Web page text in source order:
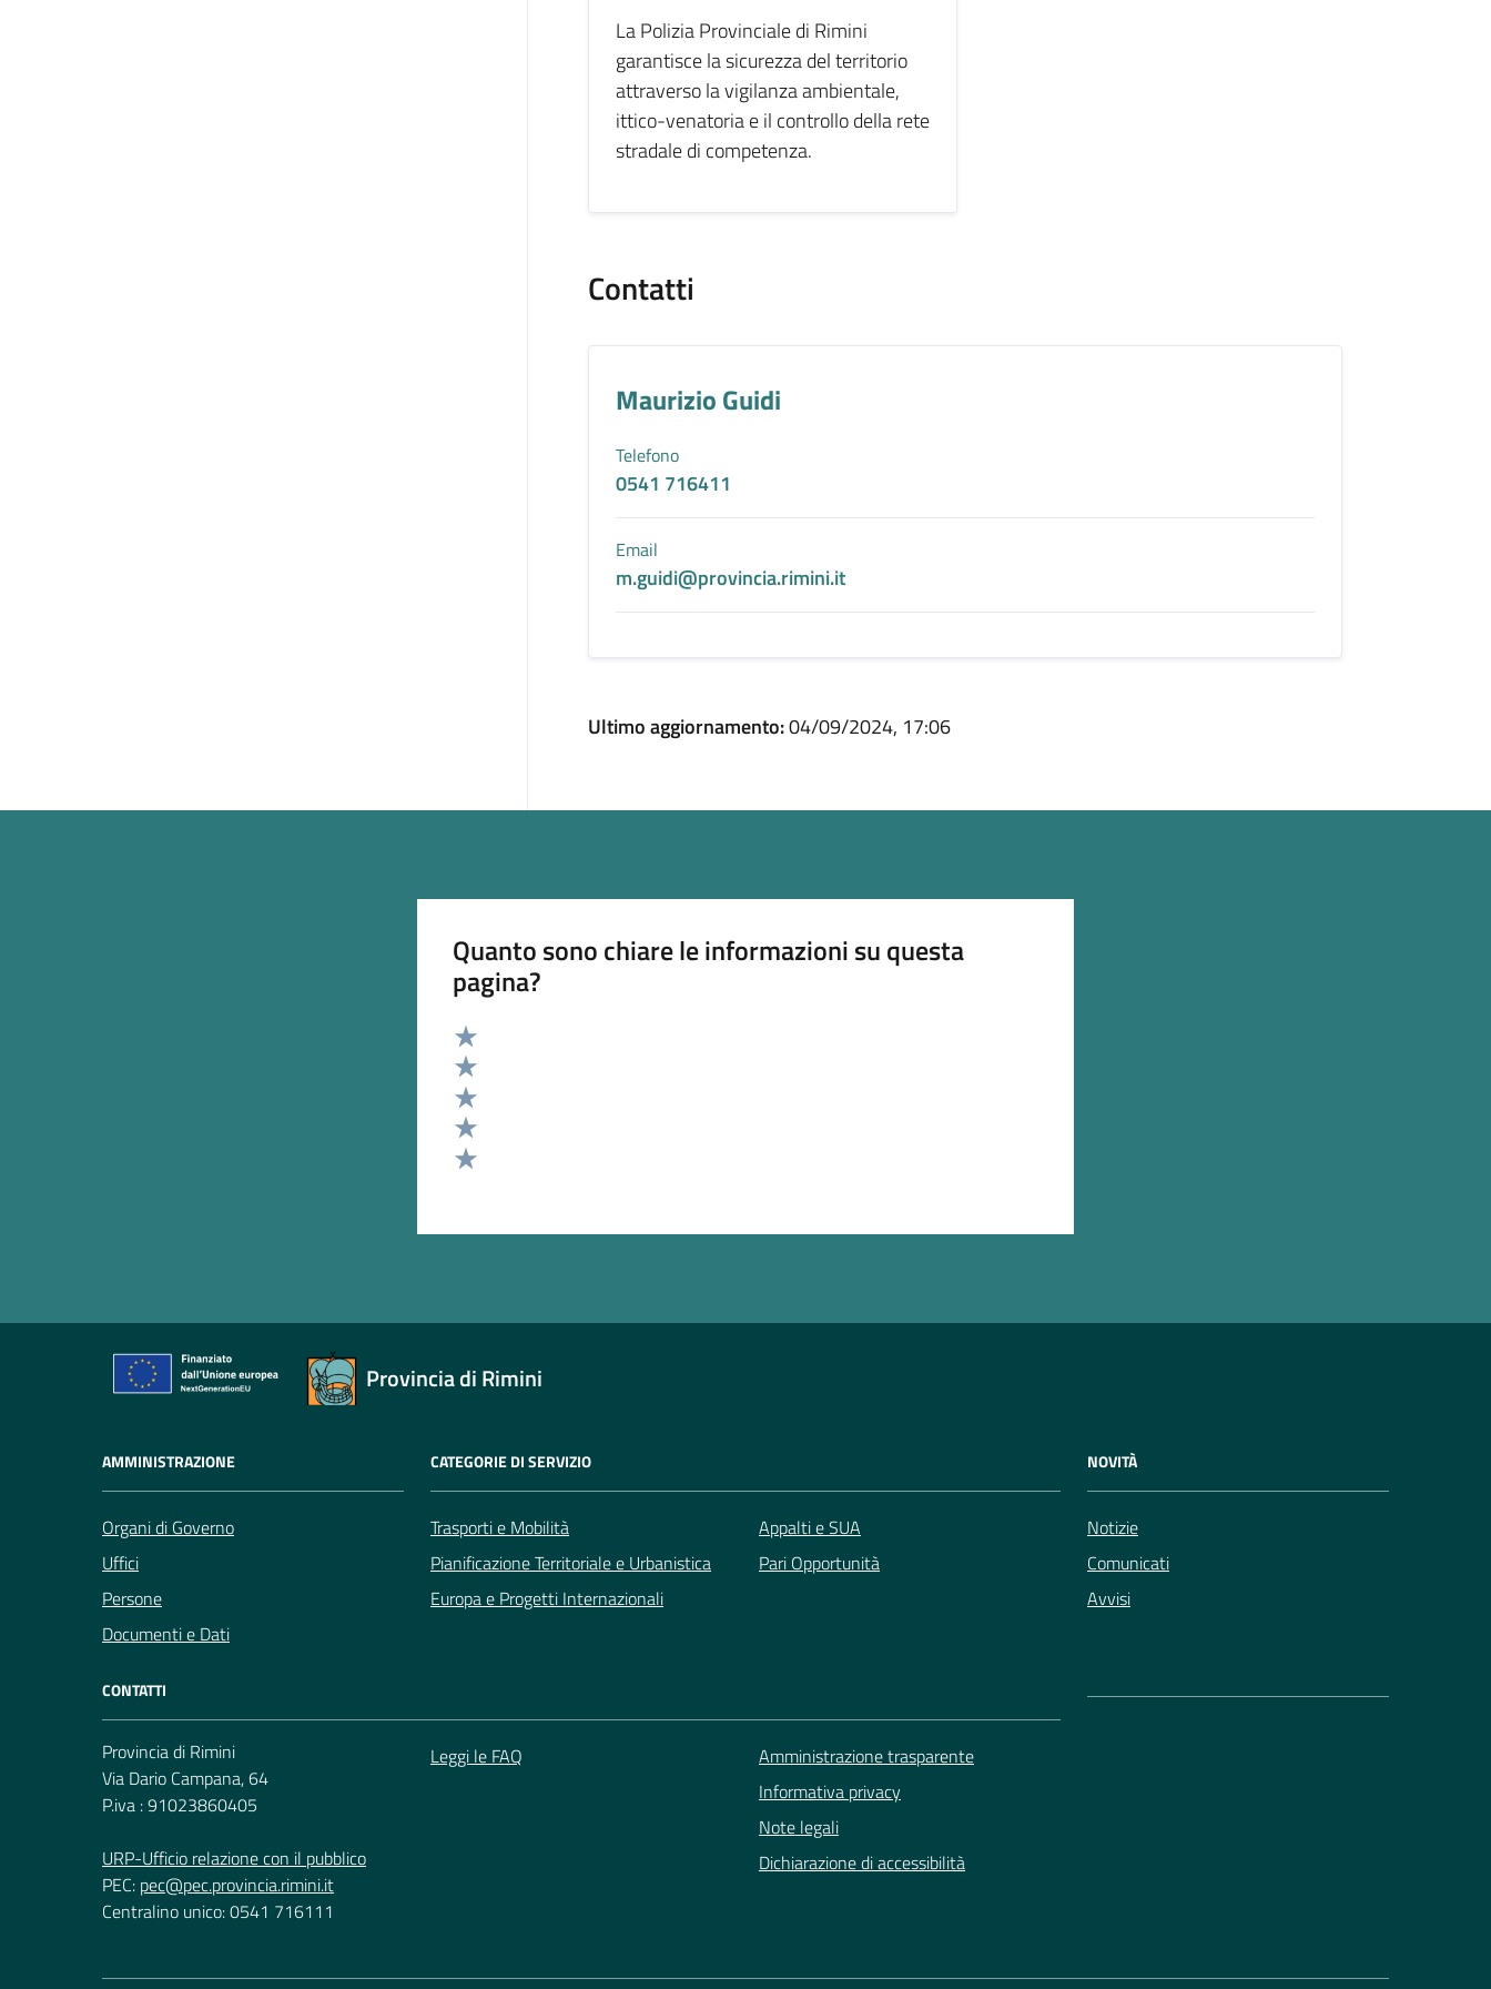
La Polizia Provinciale di Rimini
garantisce la sicurezza del territorio
attraverso la vigilanza ambientale,
ittico-venatoria e il controllo della rete
stradale di competenza.
Contatti
Maurizio Guidi
Telefono
0541 716411
Email
m.guidi@provincia.rimini.it
Ultimo aggiornamento:04/09/2024, 17:06
Quanto sono chiare le informazioni su questa
pagina?
Valuta 5 stelle su 5
Valuta 4 stelle su 5
Valuta 3 stelle su 5
Valuta 2 stelle su 5
Provincia di Rimini
AMMINISTRAZIONE
Organi di Governo
Uffici
Persone
Documenti e Dati
CATEGORIE DI SERVIZIO
Trasporti e Mobilità
Pianificazione Territoriale e Urbanistica
Europa e Progetti Internazionali
Appalti e SUA
Pari Opportunità
NOVITÀ
Notizie
Comunicati
Avvisi
CONTATTI
Provincia di Rimini
Via Dario Campana, 64
P.iva : 91023860405
URP-Ufficio relazione con il pubblico
PEC: pec@pec.provincia.rimini.it
Centralino unico: 0541 716111
Leggi le FAQ
Amministrazione trasparente
Informativa privacy
Note legali
Dichiarazione di accessibilità